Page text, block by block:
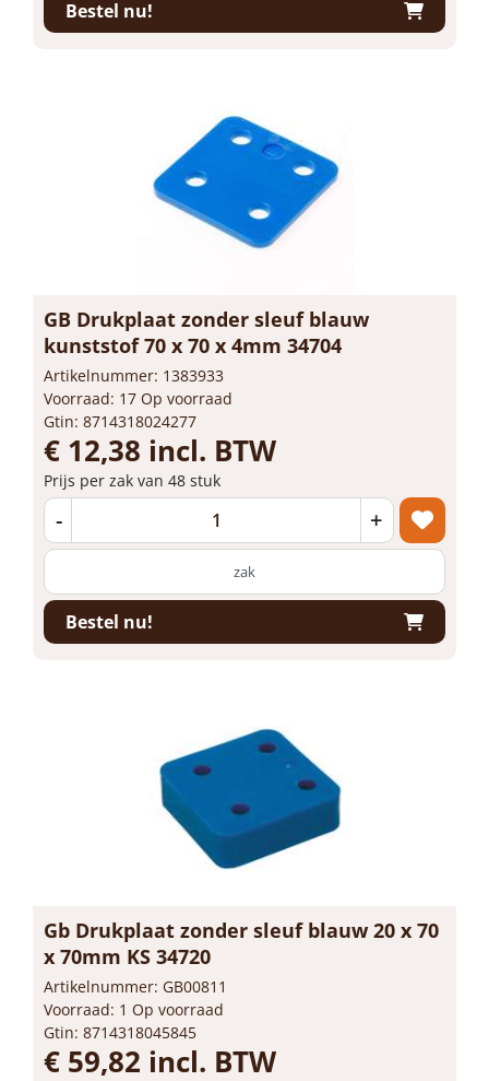
Bestel nu!
GB Drukplaat zonder sleuf blauw
kunststof 70 x 70 x 4mm 34704
Artikelnummer: 1383933
Voorraad: 17 Op voorraad
Gtin: 8714318024277
€ 12,38 incl. BTW
Prijs per zak van 48 stuk
- +
zak
Bestel nu!
Gb Drukplaat zonder sleuf blauw 20 x 70
x 70mm KS 34720
Artikelnummer: GB00811
Voorraad: 1 Op voorraad
Gtin: 8714318045845
€ 59,82 incl. BTW